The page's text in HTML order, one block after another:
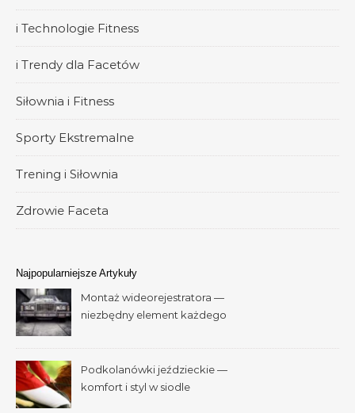
i Technologie Fitness
i Trendy dla Facetów
Siłownia i Fitness
Sporty Ekstremalne
Trening i Siłownia
Zdrowie Faceta
Najpopularniejsze Artykuły
Montaż wideorejestratora —
niezbędny element każdego
Podkolanówki jeździeckie —
komfort i styl w siodle